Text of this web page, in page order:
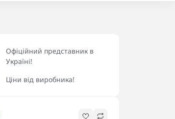
Офіційний представник в
Україні!
Ціни від виробника!